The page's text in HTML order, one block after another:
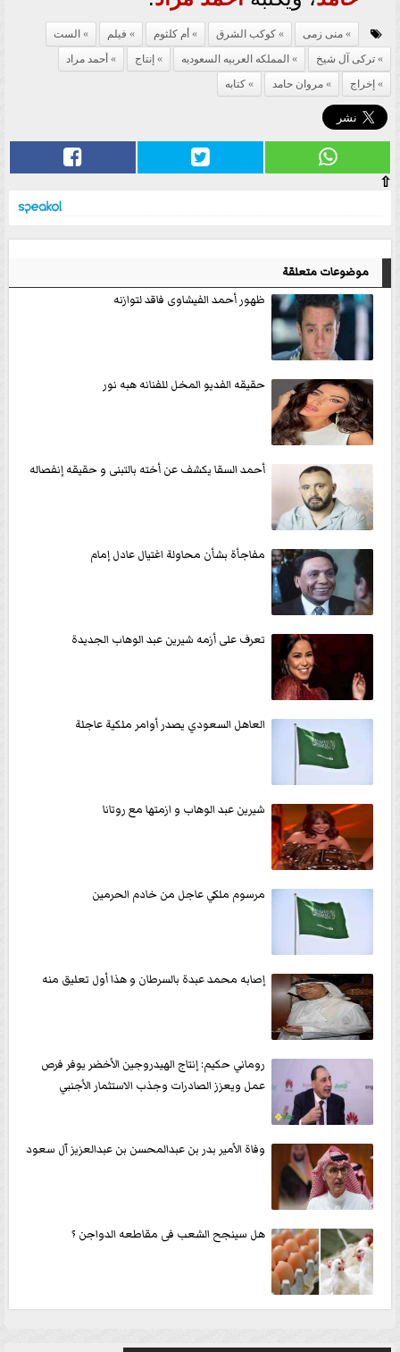
منى زمى كوكب الشرق أم كلثوم فيلم
الست
تركى آل شيخ
المملكه العربيه السعوديه إنتاج
أحمد مراد
إخراج
مروان حامد كتابه
⇧
موضوعات متعلقة
ظهور أحمد الفيشاوى فاقد لتوازنه
حقيقه الفديو المخل للفنانه هبه نور
أحمد السقا يكشف عن أخته بالتبنى و حقيقه إنفصاله
مفاجأة بشأن محاولة اغتيال عادل إمام
تعرف على أزمه شيرين عبد الوهاب الجديدة
العاهل السعودي يصدر أوامر ملكية عاجلة
شيرين عبد الوهاب و ازمتها مع روتانا
مرسوم ملكي عاجل من خادم الحرمين
إصابه محمد عبدة بالسرطان و هذا أول تعليق منه
روماني حكيم: إنتاج الهيدروجين الأخضر يوفر فرص
عمل ويعزز الصادرات وجذب الاستثمار الأجنبي
وفاة الأمير بدر بن عبدالمحسن بن عبدالعزيز آل سعود
هل سينجح الشعب فى مقاطعه الدواجن ؟